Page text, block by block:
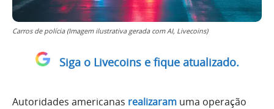
Carros de polícia (Imagem ilustrativa gerada com AI, Livecoins)
Siga o Livecoins e fique atualizado.
Autoridades americanas realizaram uma operação